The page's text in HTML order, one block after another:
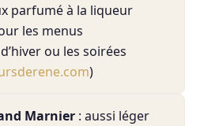
parfumé à la liqueur
les menus
ou les soirées
)
Marnier : aussi léger